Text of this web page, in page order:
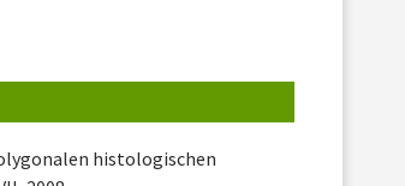
histologischen